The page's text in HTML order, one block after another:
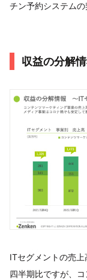
チン予約システムの
収益の分解
ITセグメントの売
四半期比ですが、